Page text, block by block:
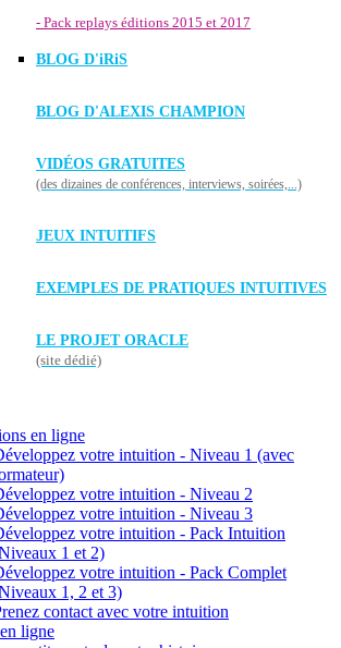
- Pack replays éditions 2015 et 2017
BLOG D'iRiS
BLOG D'ALEXIS CHAMPION
VIDÉOS GRATUITES
(des dizaines de conférences, interviews, soirées,...)
JEUX INTUITIFS
EXEMPLES DE PRATIQUES INTUITIVES
LE PROJET ORACLE
(site dédié)
en ligne
votre intuition - Niveau 1 (avec
votre intuition - Niveau 2
votre intuition - Niveau 3
votre intuition - Pack Intuition
1 et 2)
votre intuition - Pack Complet
1, 2 et 3)
contact avec votre intuition
ligne